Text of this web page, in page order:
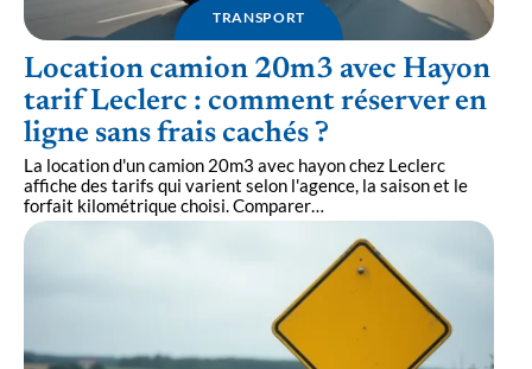
TRANSPORT
Location camion 20m3 avec Hayon
tarif Leclerc : comment réserver en
ligne sans frais cachés ?
La location d'un camion 20m3 avec hayon chez Leclerc
affiche des tarifs qui varient selon l'agence, la saison et le
forfait kilométrique choisi. Comparer…